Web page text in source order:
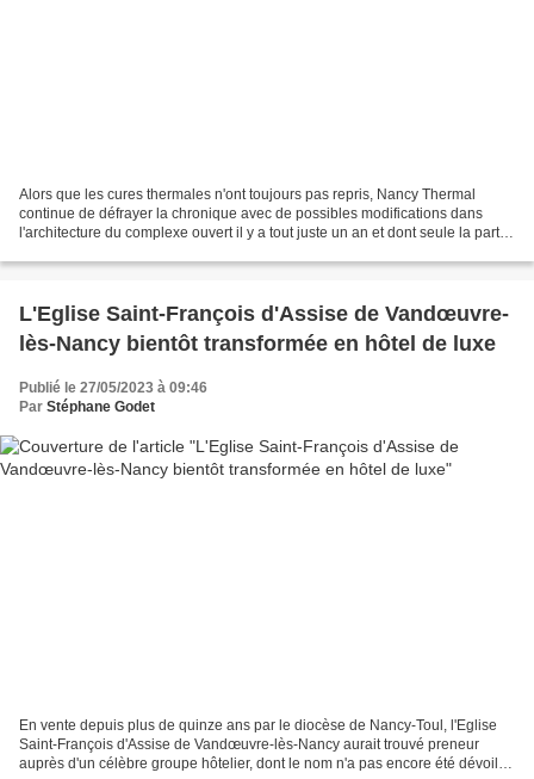
Alors que les cures thermales n'ont toujours pas repris, Nancy Thermal
continue de défrayer la chronique avec de possibles modifications dans
l'architecture du complexe ouvert il y a tout juste un an et dont seule la partie
L'Eglise Saint-François d'Assise de Vandœuvre-
lès-Nancy bientôt transformée en hôtel de luxe
Publié le 27/05/2023 à 09:46
Par Stéphane Godet
En vente depuis plus de quinze ans par le diocèse de Nancy-Toul, l'Eglise
Saint-François d'Assise de Vandœuvre-lès-Nancy aurait trouvé preneur
auprès d'un célèbre groupe hôtelier, dont le nom n'a pas encore été dévoilé,